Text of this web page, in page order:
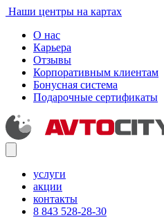
Наши центры на картах
О нас
Карьера
Отзывы
Корпоративным клиентам
Бонусная система
Подарочные сертификаты
услуги
акции
контакты
8 843 528-28-30